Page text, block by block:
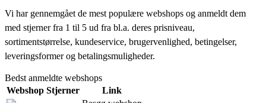
Vi har gennemgået de mest populære webshops og anmeldt dem
med stjerner fra 1 til 5 ud fra bl.a. deres prisniveau,
sortimentstørrelse, kundeservice, brugervenlighed, betingelser,
leveringsformer og betalingsmuligheder.
Bedst anmeldte webshops
Webshop Stjerner
Link